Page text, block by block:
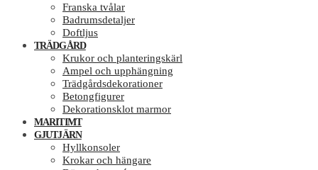
Franska tvålar
Badrumsdetaljer
Doftljus
TRÄDGÅRD
Krukor och planteringskärl
Ampel och upphängning
Trädgårdsdekorationer
Betongfigurer
Dekorationsklot marmor
MARITIMT
GJUTJÄRN
Hyllkonsoler
Krokar och hängare